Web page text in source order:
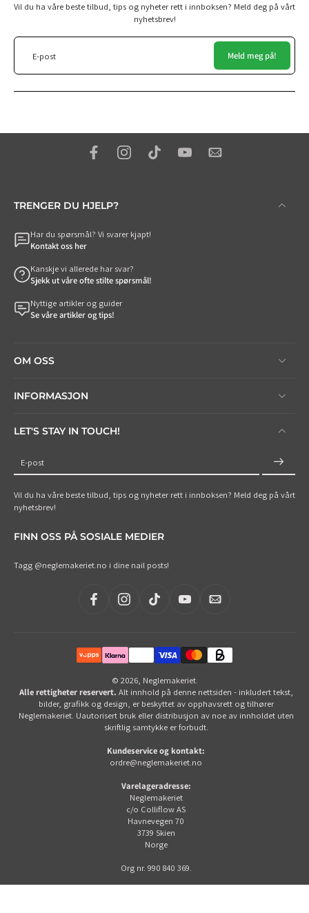
Vil du ha våre beste tilbud, tips og nyheter rett i innboksen? Meld deg på vårt
nyhetsbrev!
E-post Meld meg på!
TRENGER DU HJELP?
Har du spørsmål? Vi svarer kjapt!
Kontakt oss her
Kanskje vi allerede har svar?
Sjekk ut våre ofte stilte spørsmål!
Nyttige artikler og guider
Se våre artikler og tips!
OM OSS
INFORMASJON
LET'S STAY IN TOUCH!
E-post
Vil du ha våre beste tilbud, tips og nyheter rett i innboksen? Meld deg på vårt
nyhetsbrev!
FINN OSS PÅ SOSIALE MEDIER
Tagg @neglemakeriet.no i dine nail posts!
© 2026, Neglemakeriet.
Alle rettigheter reservert. Alt innhold på denne nettsiden - inkludert tekst,
bilder, grafikk og design, er beskyttet av opphavsrett og tilhører
Neglemakeriet. Uautorisert bruk eller distribusjon av noe av innholdet uten
skriftlig samtykke er forbudt.
Kundeservice og kontakt:
ordre@neglemakeriet.no
Varelageradresse:
Neglemakeriet
c/o Colliflow AS
Havnevegen 70
3739 Skien
Norge
Org nr. 990 840 369.